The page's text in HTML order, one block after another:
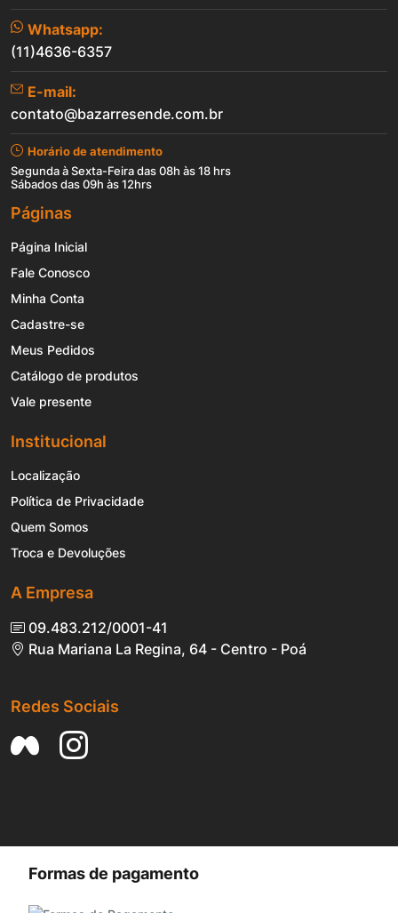
Whatsapp:
(11)4636-6357
E-mail:
contato@bazarresende.com.br
Horário de atendimento
Segunda à Sexta-Feira das 08h às 18 hrs
Sábados das 09h às 12hrs
Páginas
Página Inicial
Fale Conosco
Minha Conta
Cadastre-se
Meus Pedidos
Catálogo de produtos
Vale presente
Institucional
Localização
Política de Privacidade
Quem Somos
Troca e Devoluções
A Empresa
09.483.212/0001-41
Rua Mariana La Regina, 64 - Centro - Poá
Redes Sociais
Formas de pagamento